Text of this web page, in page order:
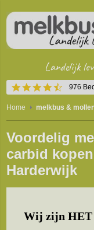
4.5
star
rating
976
Landelijk
Home melkbus &
Voordelig
carbid
Harderwijk
Wij zijn HET